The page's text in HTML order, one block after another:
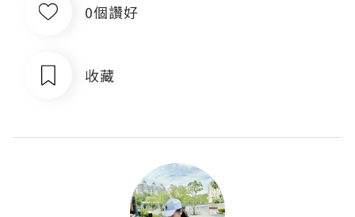
0個讚好
收藏